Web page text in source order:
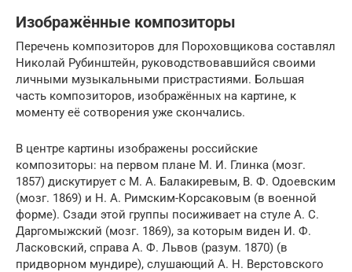
Изображённые композиторы
Перечень композиторов для Пороховщикова составлял
Николай Рубинштейн, руководствовавшийся своими
личными музыкальными пристрастиями. Большая
часть композиторов, изображённых на картине, к
моменту её сотворения уже скончались.
В центре картины изображены российские
композиторы: на первом плане М. И. Глинка (мозг.
1857) дискутирует с М. А. Балакиревым, В. Ф. Одоевским
(мозг. 1869) и Н. А. Римским-Корсаковым (в военной
форме). Сзади этой группы посиживает на стуле А. С.
Даргомыжский (мозг. 1869), за которым виден И. Ф.
Ласковский, справа А. Ф. Львов (разум. 1870) (в
придворном мундире), слушающий А. Н. Верстовского